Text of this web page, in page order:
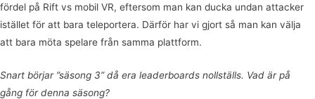
fördel på Rift vs mobil VR, eftersom man kan ducka undan attacker
istället för att bara teleportera. Därför har vi gjort så man kan välja
att bara möta spelare från samma plattform.
Snart börjar ”säsong 3” då era leaderboards nollställs. Vad är på
gång för denna säsong?